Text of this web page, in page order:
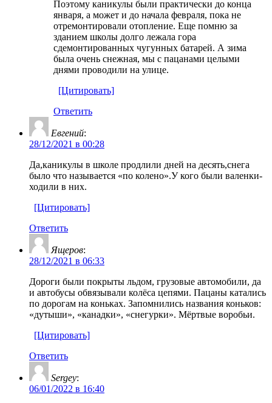
Поэтому каникулы были практически до конца
января, а может и до начала февраля, пока не
отремонтировали отопление. Еще помню за
зданием школы долго лежала гора
сдемонтированных чугунных батарей. А зима
была очень снежная, мы с пацанами целыми
днями проводили на улице.
[Цитировать]
Ответить
Евгений:
28/12/2021 в 00:28
Да,каникулы в школе продлили дней на десять,снега
было что называется «по колено».У кого были валенки-
ходили в них.
[Цитировать]
Ответить
Ящеров:
28/12/2021 в 06:33
Дороги были покрыты льдом, грузовые автомобили, да
и автобусы обвязывали колёса цепями. Пацаны катались
по дорогам на коньках. Запомнились названия коньков:
«дутыши», «канадки», «снегурки». Мёртвые воробьи.
[Цитировать]
Ответить
Sergey:
06/01/2022 в 16:40